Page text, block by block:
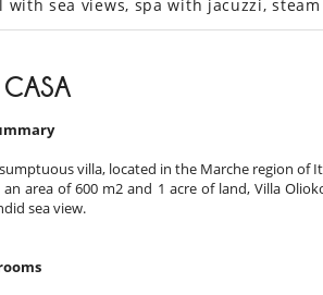
with sea views, spa with jacuzzi,
CASA
villa, located in the Marche region of
area of ​​600 m2 and 1 acre of land, Villa
sea view.